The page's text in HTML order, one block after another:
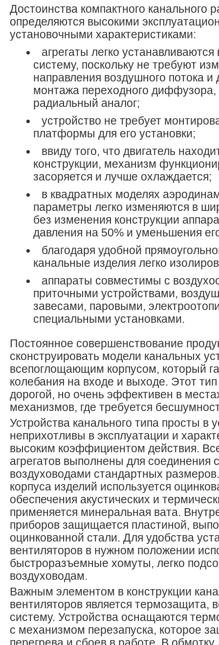
Достоинства компактного канального
определяются высокими
установочными характеристиками:
агрегаты легко
систему, поскольку не требуют
направления воздушного потока и
монтажа переходного диффузора,
радиальный аналог;
устройство не требует
платформы для его установки;
ввиду того, что двигатель
конструкции, механизм
засоряется и лучше охлаждается;
в квадратных моделях
параметры легко изменяются в
без изменения конструкции
давления на 50% и уменьшения
благодаря удобной
канальные изделия легко
аппараты совместимы с
приточными устройствами,
завесами, паровыми,
специальными установками.
Постоянное совершенствование
сконструировать модели канальных
всепоглощающим корпусом, который
колебания на входе и выходе. Этот
дорогой, но очень эффективен в
механизмов, где требуется
Устройства канального типа просты в
неприхотливы в эксплуатации и
высоким коэффициентом действия.
агрегатов выполнены для соединения
воздуховодами стандартных
корпуса изделий используется
обеспечения акустических и
применяется минеральная вата.
приборов защищается пластиной,
оцинкованной стали. Для удобства
вентиляторов в нужном положении
быстроразъемные хомуты, легко
воздуховодам.
Важным элементом в конструкции
вентиляторов является термозащита,
систему. Устройства оснащаются
с механизмом перезапуска, которое